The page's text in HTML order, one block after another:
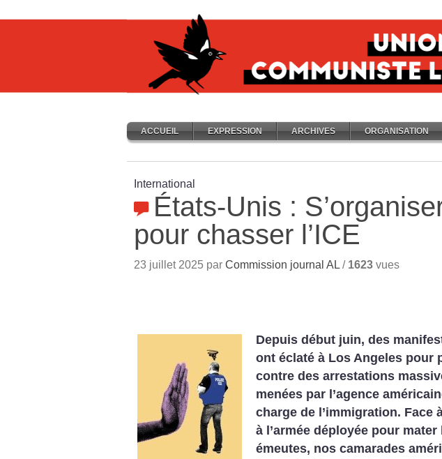
ACCUEIL EXPRESSION ARCHIVES ORGANISATION
International
États-Unis :
pour chasser l’ICE
23 juillet 2025 par Commission journal AL / 1623 vues
Depuis début juin, des
ont éclaté à Los Angeles pour
contre des arrestations
menées par l’agence
charge de l’immigration. Face
à l’armée déployée pour mater
émeutes, nos camarades